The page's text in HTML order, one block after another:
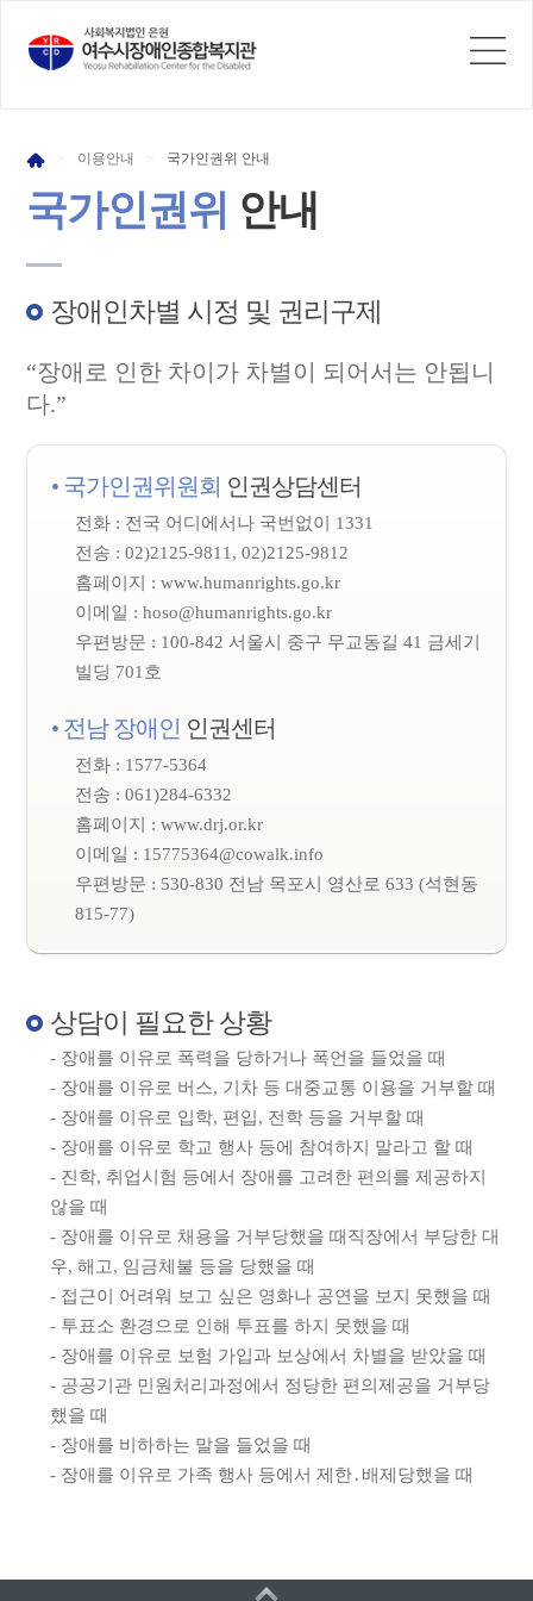
> 이용안내 > 국가인권위 안내
국가인권위 안내
장애인차별 시정 및 권리구제
“장애로 인한 차이가 차별이 되어서는 안됩니
다.”
• 국가인권위원회 인권상담센터
전화 : 전국 어디에서나 국번없이 1331
전송 : 02)2125-9811, 02)2125-9812
홈페이지 :www.humanrights.go.kr
이메일 :hoso@humanrights.go.kr
우편방문 : 100-842 서울시 중구 무교동길 41 금세기
빌딩 701호
• 전남 장애인 인권센터
전화 : 1577-5364
전송 : 061)284-6332
홈페이지 :www.drj.or.kr
이메일 : 15775364@cowalk.info
우편방문 : 530-830 전남 목포시 영산로 633 (석현동
815-77)
상담이 필요한 상황
- 장애를 이유로 폭력을 당하거나 폭언을 들었을 때
- 장애를 이유로 버스, 기차 등 대중교통 이용을 거부할 때
- 장애를 이유로 입학, 편입, 전학 등을 거부할 때
- 장애를 이유로 학교 행사 등에 참여하지 말라고 할 때
- 진학, 취업시험 등에서 장애를 고려한 편의를 제공하지
않을 때
- 장애를 이유로 채용을 거부당했을 때직장에서 부당한 대
우, 해고, 임금체불 등을 당했을 때
- 접근이 어려워 보고 싶은 영화나 공연을 보지 못했을 때
- 투표소 환경으로 인해 투표를 하지 못했을 때
- 장애를 이유로 보험 가입과 보상에서 차별을 받았을 때
- 공공기관 민원처리과정에서 정당한 편의제공을 거부당
했을 때
- 장애를 비하하는 말을 들었을 때
- 장애를 이유로 가족 행사 등에서 제한․배제당했을 때